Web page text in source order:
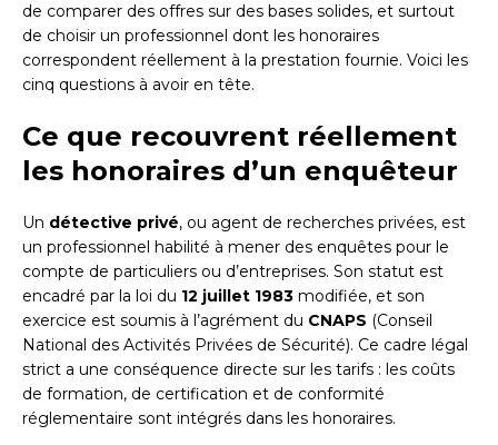
de comparer des offres sur des bases solides, et surtout
de choisir un professionnel dont les honoraires
correspondent réellement à la prestation fournie. Voici les
cinq questions à avoir en tête.
Ce que recouvrent réellement
les honoraires d’un enquêteur
Un détective privé, ou agent de recherches privées, est
un professionnel habilité à mener des enquêtes pour le
compte de particuliers ou d’entreprises. Son statut est
encadré par la loi du 12 juillet 1983 modifiée, et son
exercice est soumis à l’agrément du CNAPS (Conseil
National des Activités Privées de Sécurité). Ce cadre légal
strict a une conséquence directe sur les tarifs : les coûts
de formation, de certification et de conformité
réglementaire sont intégrés dans les honoraires.